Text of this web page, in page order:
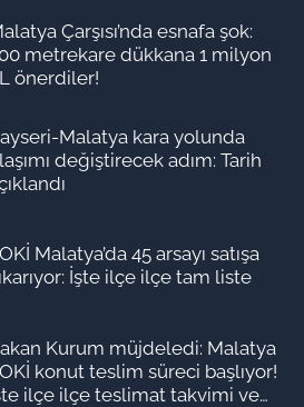
Çarşısı’nda esnafa şok:
metrekare dükkana 1 milyon
önerdiler!
Malatya kara yolunda
değiştirecek adım: Tarih
Malatya’da 45 arsayı satışa
İşte ilçe ilçe tam liste
Kurum müjdeledi: Malatya
konut teslim süreci başlıyor!
ilçe ilçe teslimat takvimi ve